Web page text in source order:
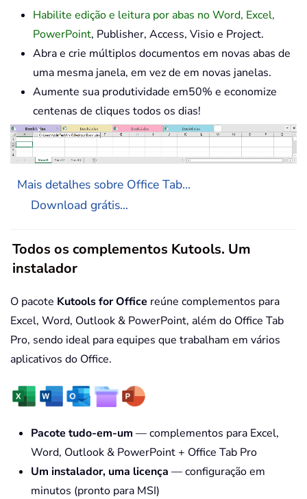
Habilite edição e leitura por abas no Word, Excel,
PowerPoint, Publisher, Access, Visio e Project.
Abra e crie múltiplos documentos em novas abas de
uma mesma janela, em vez de em novas janelas.
Aumente sua produtividade em50% e economize
centenas de cliques todos os dias!
Mais detalhes sobre Office Tab...
Download grátis...
Todos os complementos Kutools. Um
instalador
O pacote Kutools for Office reúne complementos para
Excel, Word, Outlook & PowerPoint, além do Office Tab
Pro, sendo ideal para equipes que trabalham em vários
aplicativos do Office.
Pacote tudo-em-um — complementos para Excel,
Word, Outlook & PowerPoint + Office Tab Pro
Um instalador, uma licença — configuração em
minutos (pronto para MSI)